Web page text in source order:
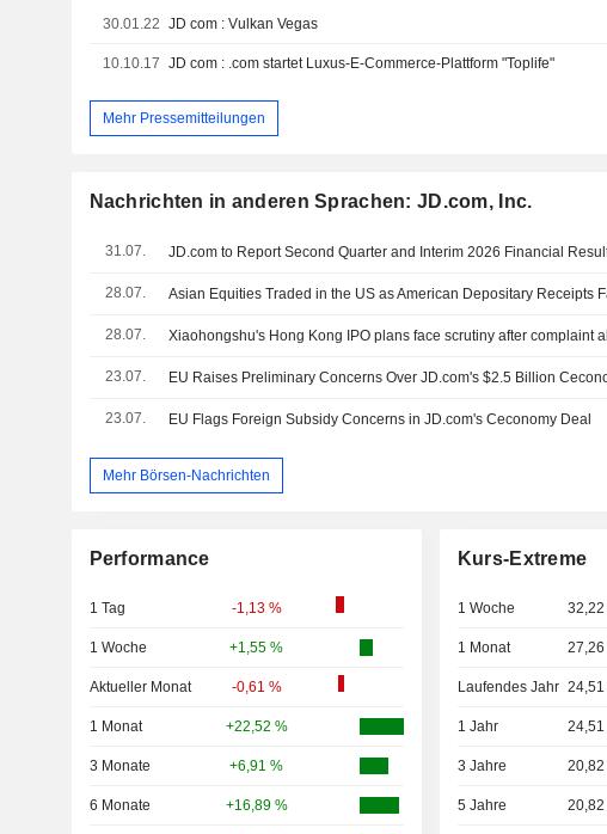
30.01.22 JD com : Vulkan Vegas ️
10.10.17 JD com : .com startet Luxus-E-Commerce-Plattform "Toplife"
Mehr Pressemitteilungen
Nachrichten in anderen Sprachen: JD.com, Inc.
31.07.
28.07.
28.07.
23.07.
23.07. EU Flags Foreign Subsidy Concerns in JD.com's Ceconomy Deal
Mehr Börsen-Nachrichten
Performance
1 Tag -1,13 %
1 Woche +1,55 %
Aktueller Monat -0,61 %
1 Monat +22,52 %
3 Monate +6,91 %
6 Monate +16,89 %
Kurs-Extreme
1 Woche 32,22
1 Monat 27,26
Laufendes Jahr 24,51
1 Jahr 24,51
3 Jahre 20,82
5 Jahre 20,82